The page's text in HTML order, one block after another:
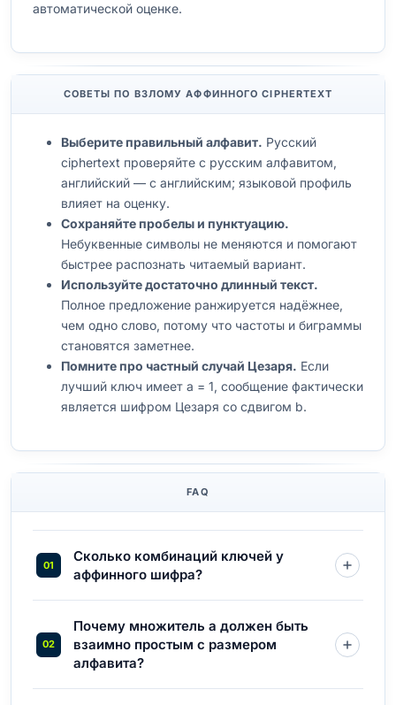
автоматической оценке.
СОВЕТЫ ПО ВЗЛОМУ АФФИННОГО CIPHERTEXT
Выберите правильный алфавит. Русский
ciphertext проверяйте с русским алфавитом,
английский — с английским; языковой профиль
влияет на оценку.
Сохраняйте пробелы и пунктуацию.
Небуквенные символы не меняются и помогают
быстрее распознать читаемый вариант.
Используйте достаточно длинный текст.
Полное предложение ранжируется надёжнее,
чем одно слово, потому что частоты и биграммы
становятся заметнее.
Помните про частный случай Цезаря. Если
лучший ключ имеет a = 1, сообщение фактически
является шифром Цезаря со сдвигом b.
FAQ
Сколько комбинаций ключей у
аффинного шифра?
Почему множитель a должен быть
взаимно простым с размером
алфавита?